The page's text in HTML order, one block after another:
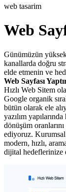
web tasarim
Web
Günümüzün
kanallarda doğru
elde etmenin ve
Web Sayfası
Hızlı Web Sitem
Google organik
bütün olarak ele
yazılım
dönüşüm
ediyoruz. Kurumsal
modern, hızlı,
dijital hedeflerinize